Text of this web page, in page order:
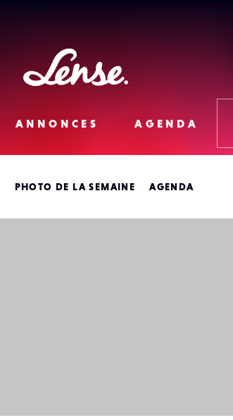
Lense
ANNONCES AGENDA
PHOTO DE LA SEMAINE AGENDA